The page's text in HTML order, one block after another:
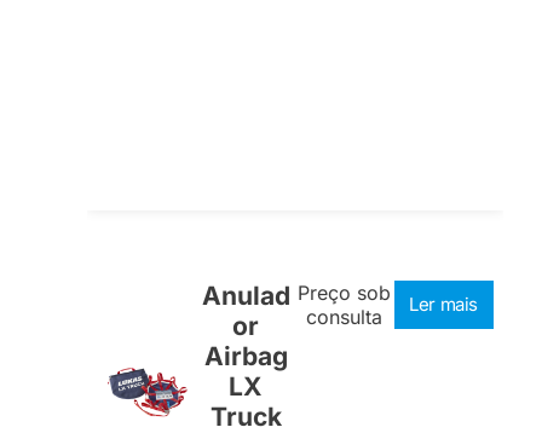
Anulad
or
Airbag
LX
Truck
Preço sob
consulta
Ler mais